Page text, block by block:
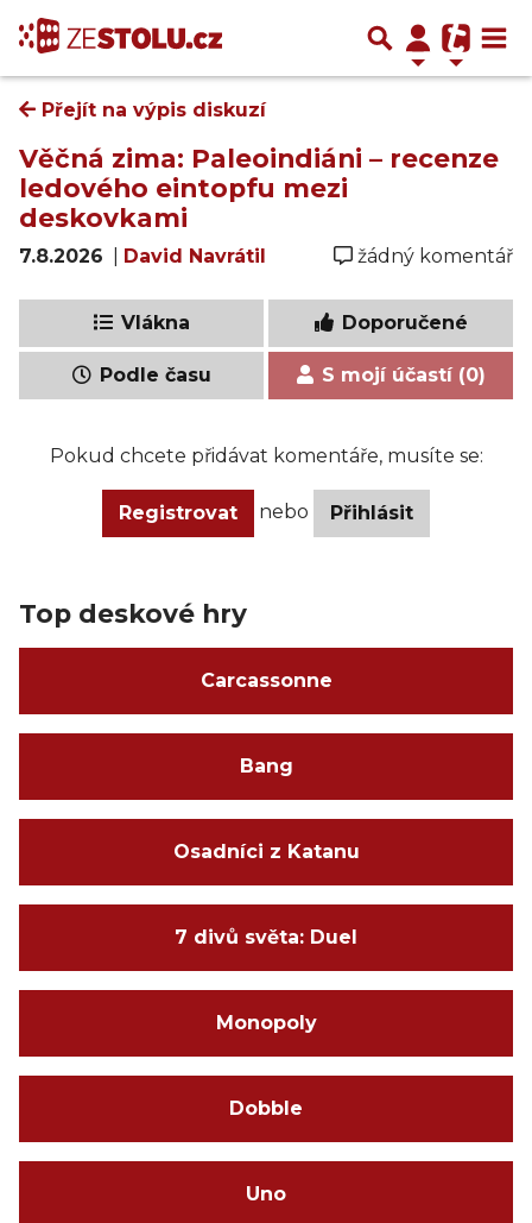
Přejít na výpis diskuzí
Věčná zima: Paleoindiáni – recenze
ledového eintopfu mezi
deskovkami
7.8.2026 David Navrátil žádný komentář
Vlákna Doporučené
Podle času S mojí účastí (0)
Pokud chcete přidávat komentáře, musíte se:
Registrovat nebo Přihlásit
Top deskové hry
Carcassonne
Bang
Osadníci z Katanu
7 divů světa: Duel
Monopoly
Dobble
Uno